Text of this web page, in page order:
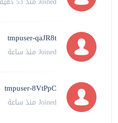
tmpuser-qaJR8t
Joined منذ ساعة
tmpuser-8VtPpC
Joined منذ ساعة